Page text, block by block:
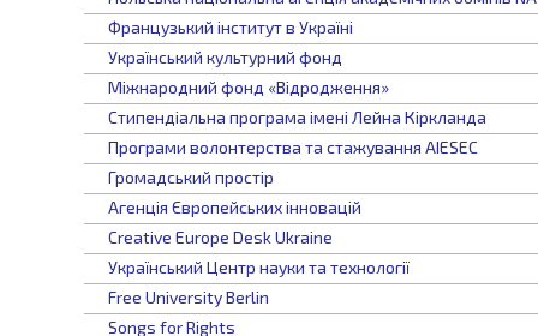
Французький інститут в Україні
Український культурний фонд
Міжнародний фонд «Відродження»
Стипендіальна програма імені Лейна Кіркланда
Програми волонтерства та стажування AIESEC
Громадський простір
Агенція Європейських інновацій
Creative Europe Desk Ukraine
Український Центр науки та технології
Free University Berlin
Songs for Rights